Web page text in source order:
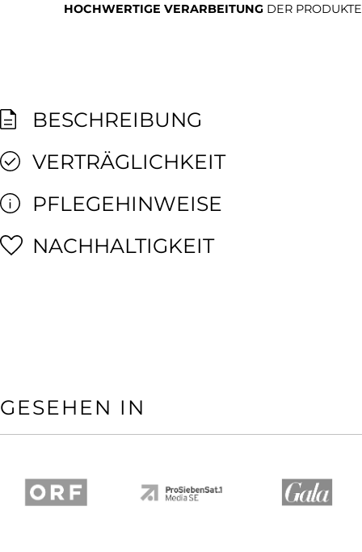
HOCHWERTIGE VERARBEITUNG DER PRODUKTE
BESCHREIBUNG
VERTRÄGLICHKEIT
PFLEGEHINWEISE
NACHHALTIGKEIT
GESEHEN IN